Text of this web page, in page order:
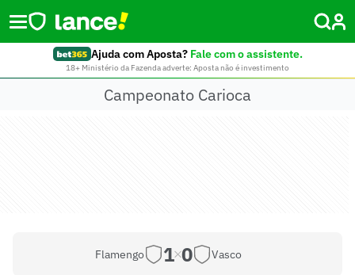
Ajuda com Aposta? Fale com o assistente.
18+ Ministério da Fazenda adverte: Aposta não é investimento
Campeonato Carioca
Flamengo 1 0 Vasco